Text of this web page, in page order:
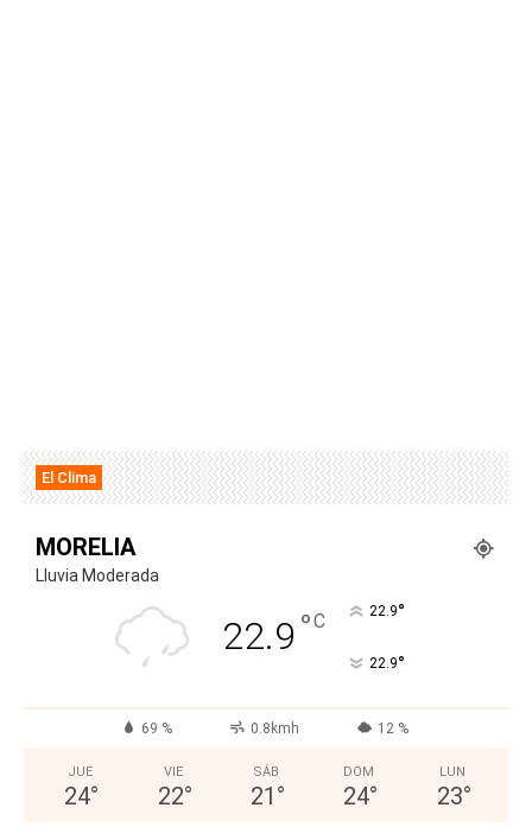
El Clima
MORELIA
Lluvia Moderada
22.9 °C 22.9°
22.9°
69 % 0.8kmh 12 %
JUE
24°
VIE
22°
SÁB
21 °
DOM
24°
LUN
23°